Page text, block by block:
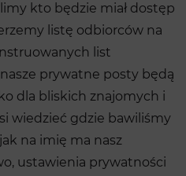
kto będzie miał dostęp
listę odbiorców na
list
prywatne posty będą
dla bliskich znajomych i
wiedzieć gdzie bawiliśmy
na imię ma nasz
ustawienia prywatności